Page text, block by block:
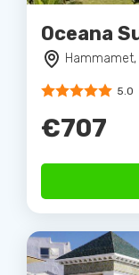
Oceana
5.0
€707